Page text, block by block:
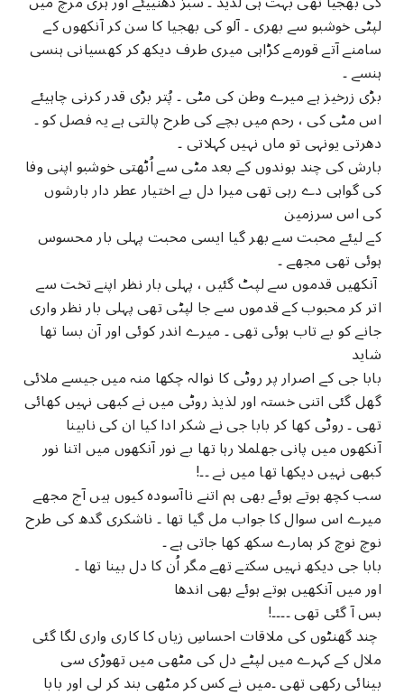
لپٹی خوشبو سے بھری ۔ آلو کی بھجیا کا سن کر آنکھوں کے
سامنے آتے قورمے کڑاہی میری طرف دیکھ کر کھسیانی ہنسی
ہنسے ۔
بڑی زرخیز ہے میرے وطن کی مٹی ۔ پُتر بڑی قدر کرنی چاہیئے
اس مٹی کی ، رحم میں بچے کی طرح پالتی ہے یہ فصل کو ۔
دھرتی یونہی تو ماں نہیں کہلاتی ۔
بارش کی چند بوندوں کے بعد مٹی سے اُٹھتی خوشبو اپنی وفا
کی گواہی دے رہی تھی میرا دل بے اختیار عطر دار بارشوں
کی اس سرزمین
کے لیئے محبت سے بھر گیا ایسی محبت پہلی بار محسوس
ہوئی تھی مجھے ۔
آنکھیں قدموں سے لپٹ گئیں ، پہلی بار نظر اپنے تخت سے
اتر کر محبوب کے قدموں سے جا لپٹی تھی پہلی بار نظر واری
جانے کو بے تاب ہوئی تھی ۔ میرے اندر کوئی اور آن بسا تھا
شاید
بابا جی کے اصرار پر روٹی کا نوالہ چکھا منہ میں جیسے ملائی
گھل گئی اتنی خستہ اور لذیذ روٹی میں نے کبھی نہیں کھائی
تھی ۔ روٹی کھا کر بابا جی نے شکر ادا کیا ان کی نابینا
آنکھوں میں پانی جھلملا رہا تھا بے نور آنکھوں میں اتنا نور
کبھی نہیں دیکھا تھا میں نے ۔۔!
سب کچھ ہوتے ہوئے بھی ہم اتنے ناآسودہ کیوں ہیں آج مجھے
میرے اس سوال کا جواب مل گیا تھا ۔ ناشکری گدھ کی طرح
نوچ نوچ کر ہمارے سکھ کھا جاتی ہے ۔
بابا جی دیکھ نہیں سکتے تھے مگر اُن کا دل بینا تھا ۔
اور میں آنکھیں ہوتے ہوئے بھی اندھا
بس آ گئی تھی ۔۔۔۔!
چند گھنٹوں کی ملاقات احساسِ زیاں کا کاری واری لگا گئی
ملال کے کہرے میں لپٹے دل کی مٹھی میں تھوڑی سی
بینائی رکھی تھی ۔میں نے کس کر مٹھی بند کر لی اور بابا